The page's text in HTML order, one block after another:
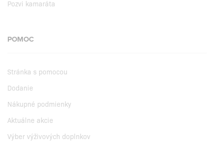
Pozvi kamaráta
POMOC
Stránka s pomocou
Dodanie
Nákupné podmienky
Aktuálne akcie
Výber výživových doplnkov